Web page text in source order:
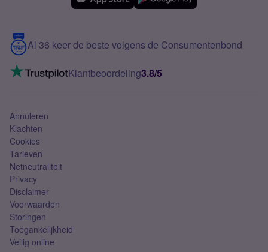
Meerdere nummers
5G internet
Mobiel internet
Mobiel abonnement
Contact
VoLTE 4G bellen
Al 36 keer de beste volgens de Consumentenbond
Klantbeoordeling3.8/5
Annuleren
Klachten
Cookies
Tarieven
Netneutraliteit
Privacy
Disclaimer
Voorwaarden
Storingen
Toegankelijkheid
Veilig online